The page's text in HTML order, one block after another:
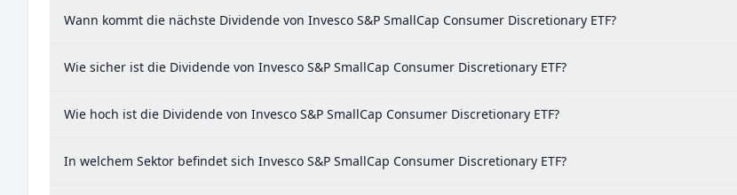
Wann kommt die nächste Dividende von Invesco S&P SmallCap Consumer Discretionary ETF?
Wie sicher ist die Dividende von Invesco S&P SmallCap Consumer Discretionary ETF?
Wie hoch ist die Dividende von Invesco S&P SmallCap Consumer Discretionary ETF?
In welchem Sektor befindet sich Invesco S&P SmallCap Consumer Discretionary ETF?